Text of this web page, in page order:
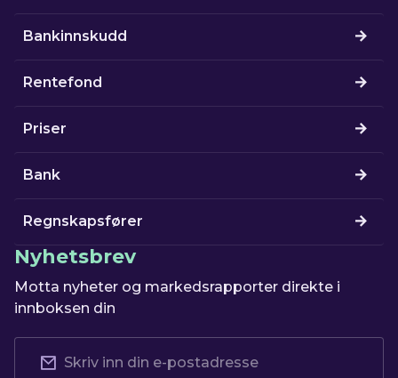
Bankinnskudd
Rentefond
Priser
Bank
Regnskapsfører
Nyhetsbrev
Motta nyheter og markedsrapporter direkte i
innboksen din